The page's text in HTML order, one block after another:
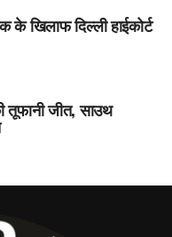
के खिलाफ दिल्ली हाईकोर्ट
तूफानी जीत, साउथ